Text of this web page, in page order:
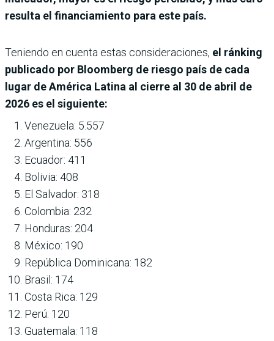
resulta el financiamiento para este país.
Teniendo en cuenta estas consideraciones, el ránking
publicado por Bloomberg de riesgo país de cada
lugar de América Latina al cierre al 30 de abril de
2026 es el siguiente:
Venezuela: 5.557
Argentina: 556
Ecuador: 411
Bolivia: 408
El Salvador: 318
Colombia: 232
Honduras: 204
México: 190
República Dominicana: 182
Brasil: 174
Costa Rica: 129
Perú: 120
Guatemala: 118